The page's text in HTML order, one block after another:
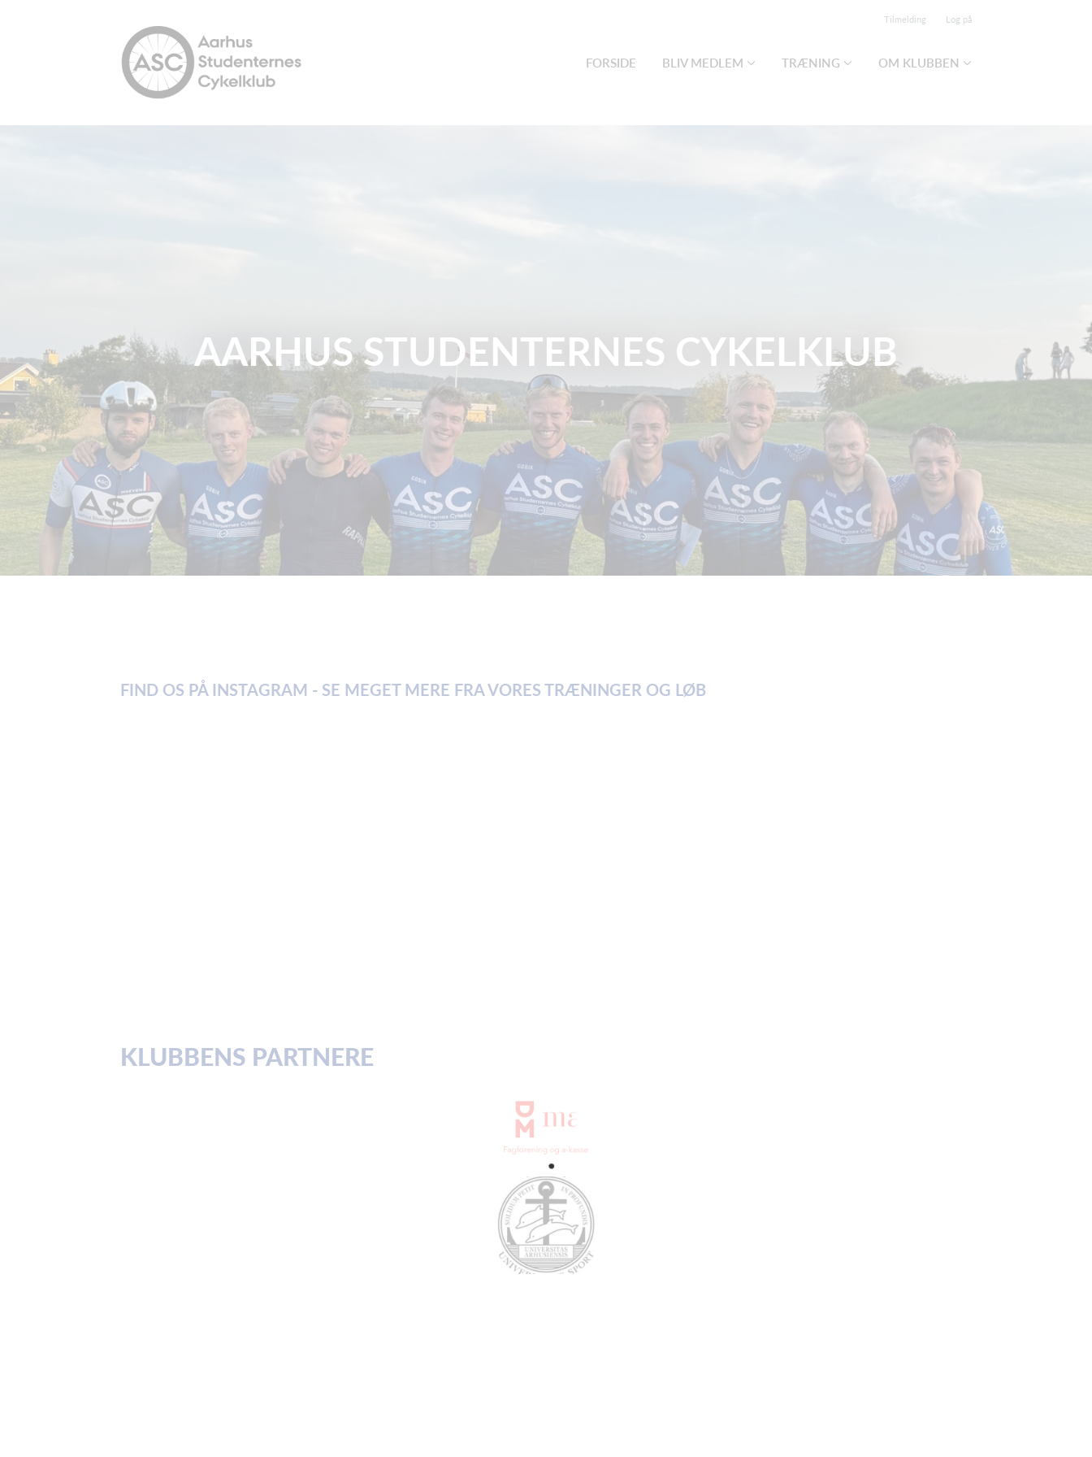
Tilmelding Log på
FORSIDE BLIV MEDLEM TRÆNING OM KLUBBEN
AARHUS STUDENTERNES CYKELKLUB
FIND OS PÅ INSTAGRAM - SE MEGET MERE FRA VORES TRÆNINGER OG LØB
KLUBBENS PARTNERE